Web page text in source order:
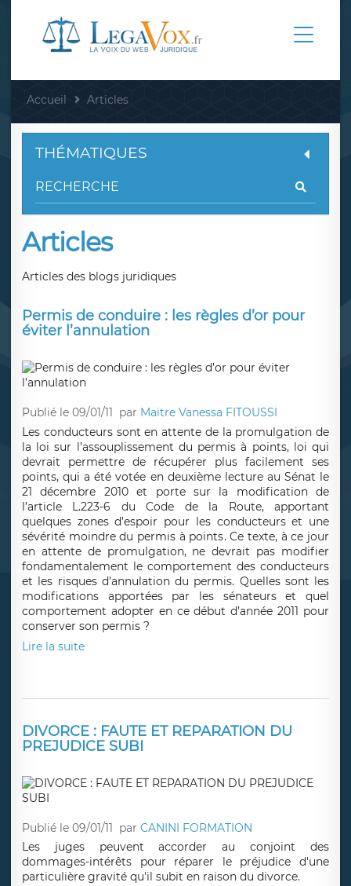
Accueil Articles
Articles
Articles des blogs juridiques
Permis de conduire : les règles d’or pour
éviter l’annulation
Publié le 09/01/11 par Maitre Vanessa FITOUSSI
Les conducteurs sont en attente de la promulgation de
la loi sur l’assouplissement du permis à points, loi qui
devrait permettre de récupérer plus facilement ses
points, qui a été votée en deuxième lecture au Sénat le
21 décembre 2010 et porte sur la modification de
l’article L.223-6 du Code de la Route, apportant
quelques zones d’espoir pour les conducteurs et une
sévérité moindre du permis à points. Ce texte, à ce jour
en attente de promulgation, ne devrait pas modifier
fondamentalement le comportement des conducteurs
et les risques d’annulation du permis. Quelles sont les
modifications apportées par les sénateurs et quel
comportement adopter en ce début d’année 2011 pour
conserver son permis ?
Lire la suite
DIVORCE : FAUTE ET REPARATION DU
PREJUDICE SUBI
Publié le 09/01/11 parCANINI FORMATION
Les juges peuvent accorder au conjoint des
dommages-intérêts pour réparer le préjudice d'une
particulière gravité qu'il subit en raison du divorce.
THÉMATIQUES